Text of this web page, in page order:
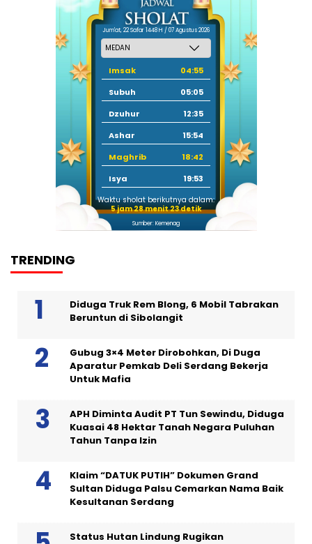
Jum'at, 22 Safar 1448 H / 07 Agustus 2026
Imsak
04:55
Subuh
05:05
Dzuhur
12:35
Ashar
15:54
Maghrib
18:42
Isya
19:53
Waktu sholat berikutnya dalam:
5 jam 28 menit 22 detik
Sumber: Kemenag
TRENDING
Diduga Truk Rem Blong, 6 Mobil Tabrakan
Beruntun di Sibolangit
Gubug 3×4 Meter Dirobohkan, Di Duga
Aparatur Pemkab Deli Serdang Bekerja
Untuk Mafia
APH Diminta Audit PT Tun Sewindu, Diduga
Kuasai 48 Hektar Tanah Negara Puluhan
Tahun Tanpa Izin
Klaim “DATUK PUTIH” Dokumen Grand
Sultan Diduga Palsu Cemarkan Nama Baik
Kesultanan Serdang
Status Hutan Lindung Rugikan